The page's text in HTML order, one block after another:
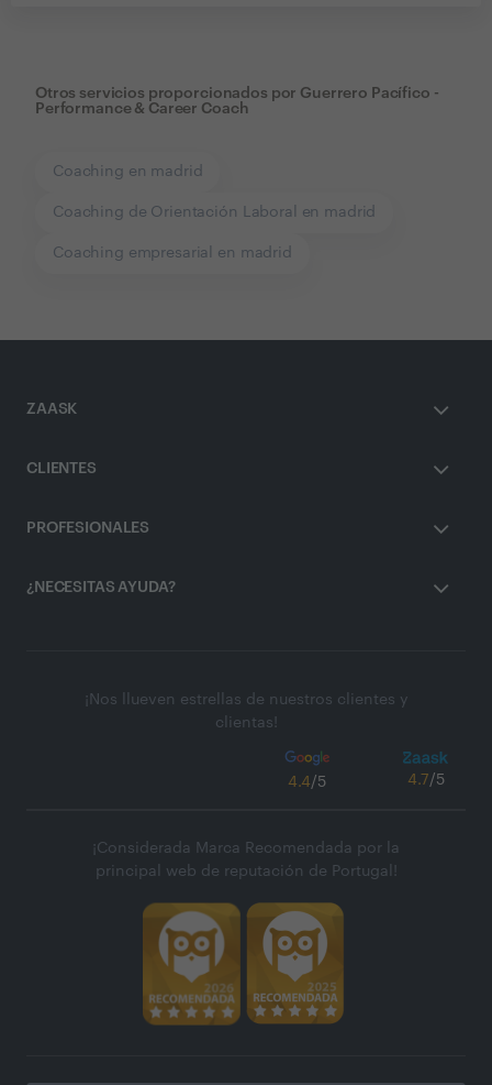
Otros servicios proporcionados por Guerrero Pacífico -
Performance & Career Coach
Coaching en madrid
Coaching de Orientación Laboral en madrid
Coaching empresarial en madrid
ZAASK
CLIENTES
PROFESIONALES
¿NECESITAS AYUDA?
¡Nos llueven estrellas de nuestros clientes y
clientas!
4.4/5 4.7/5
¡Considerada Marca Recomendada por la
principal web de reputación de Portugal!